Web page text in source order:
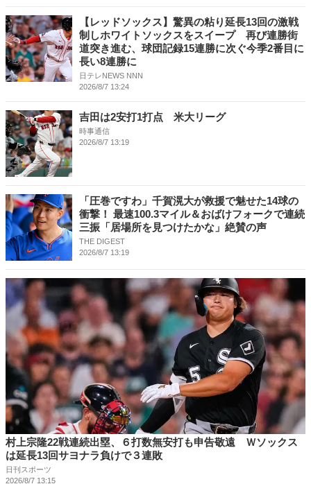
【レッドソックス】驚異の粘り延長13回の激戦
制しホワイトソックスをスイープ 再び連勝街
道突き進む、球団記録15連勝に次ぐ今季2番目に
長い8連勝に
日テレNEWS NNN
2026/8/7 13:24
吉田は2安打1打点 米大リーグ
時事通信
2026/8/7 13:19
「圧巻ですわ」千賀滉大が救援で魅せた14球の
衝撃！ 最速100.3マイル＆おばけフォークで連続
三振「居場所を見つけたかな」絶賛の声
THE DIGEST
2026/8/7 13:19
村上宗隆22戦連続出塁、６打数無安打も申告敬遠 Ｗソックス
は延長13回サヨナラ負けで３連敗
日刊スポーツ
2026/8/7 13:15